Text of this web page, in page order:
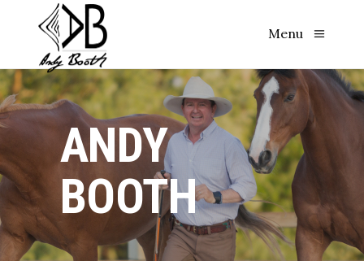
Menu
ANDY
BOOTH